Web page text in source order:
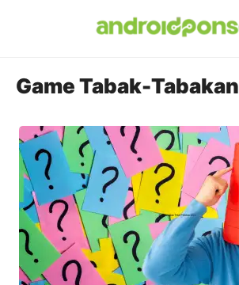
Game Tabak-Tabakan